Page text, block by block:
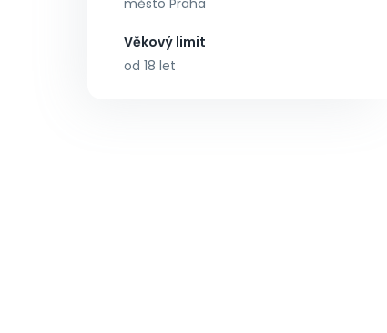
město Praha
Věkový limit
od 18 let